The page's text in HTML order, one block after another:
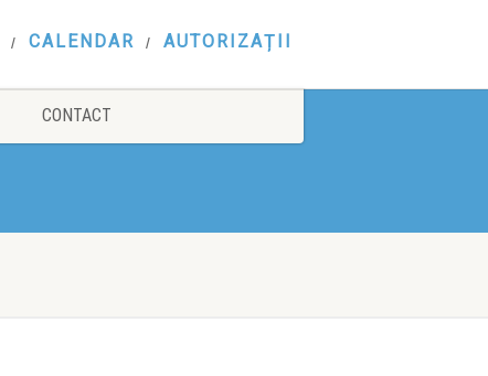
CALENDAR AUTORIZAȚII
CONTACT